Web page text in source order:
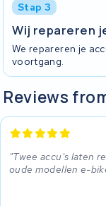
Stap 3
Wij repareren
We repareren je
voortgang.
Reviews
Twee accu's laten
oude modellen e-